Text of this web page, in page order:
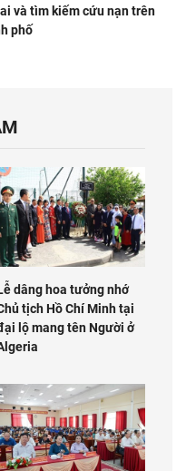
và tìm kiếm cứu nạn trên
phố
dâng hoa tưởng nhớ
tịch Hồ Chí Minh tại
lộ mang tên Người ở